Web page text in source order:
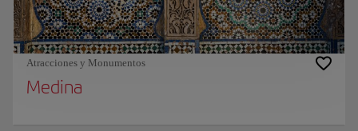
Atracciones y Monumentos
Medina